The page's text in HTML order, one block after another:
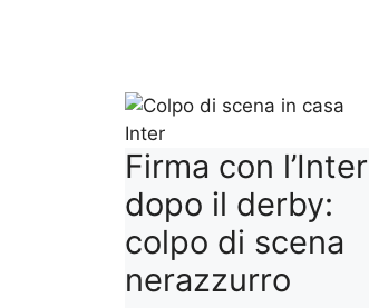
Firma con l’Inter
dopo il derby:
colpo di scena
nerazzurro